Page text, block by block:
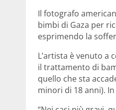
Il fotografo
bimbi di Gaza per
esprimendo la
L’artista è venuto a
il trattamento di
quello che sta
minori di 18 anni).